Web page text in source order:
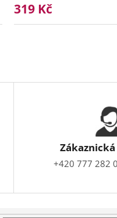
319 Kč
+420 777 282